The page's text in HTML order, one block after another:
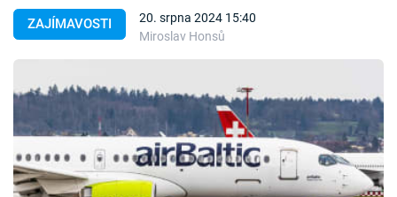
Témata
Témata
Pořady
TV Program
Časopis
ZAJÍMAVOSTI
20. srpna 2024 15:40
Miroslav Honsů